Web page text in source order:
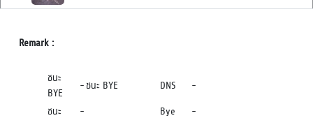
Remark :
ชนะ
BYE
-ชนะ BYE DNS
-
ชนะ
- Bye
-